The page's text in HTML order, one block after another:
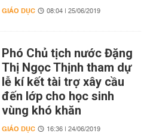
GIÁO DỤC 08:04 | 25/06/2019
Phó Chủ tịch nước Đặng
Thị Ngọc Thịnh tham dự
lễ kí kết tài trợ xây cầu
đến lớp cho học sinh
vùng khó khăn
GIÁO DỤC 16:36 | 24/06/2019